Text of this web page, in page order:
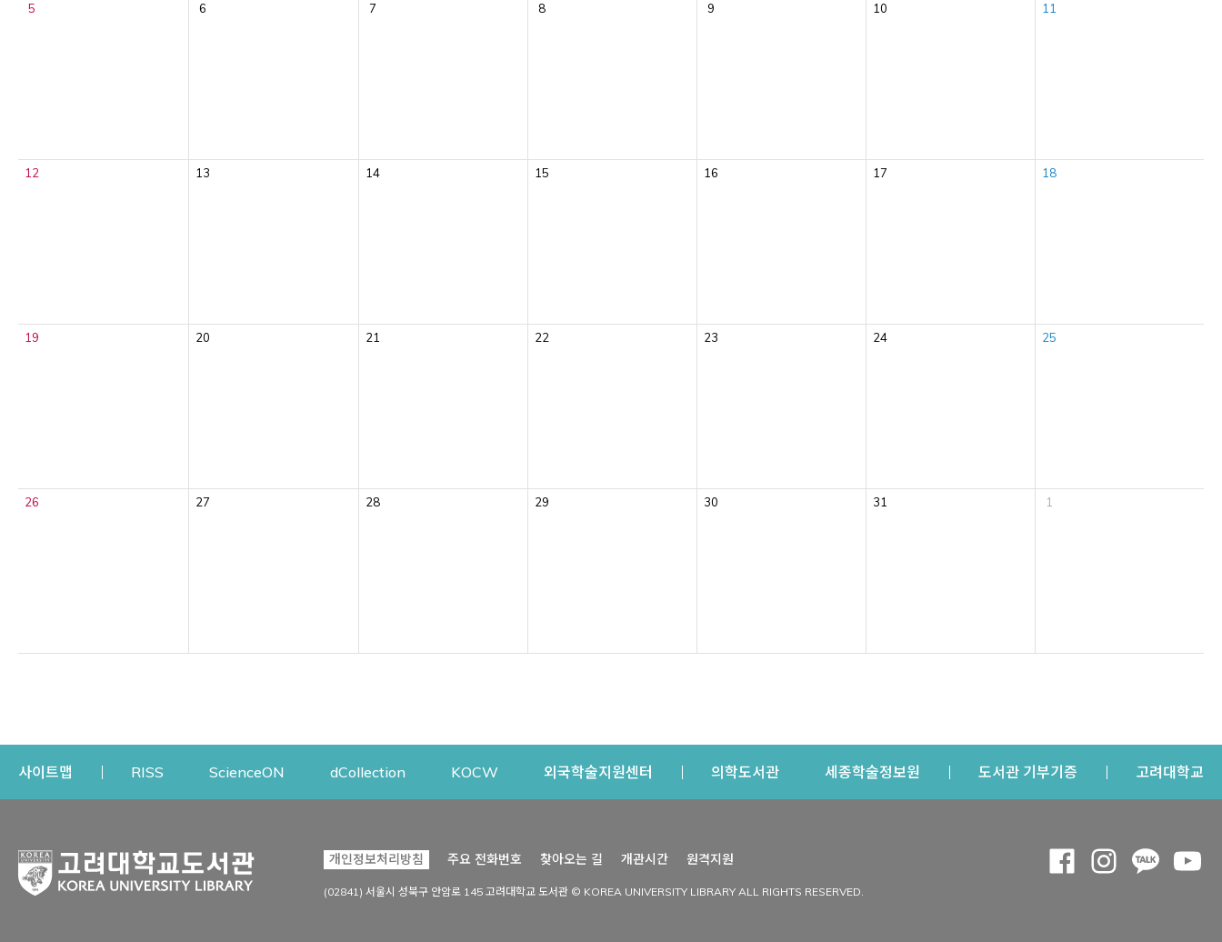
5 6 7 8 9 10 11
12 13 14 15 16 17 18
19 20 21 22 23 24 25
26 27 28 29 30 31 1
사이트맵 RISS Opens a new window
ScienceON Opens a new window
dCollectionOpens a new window
KOCWOpens a new window
외국학술지원센터 Opens a new window
의학도서관Opens a new window
세종학술정보원 Opens a new window
도서관 기부기증 Opens a new
고려대학교
자료찾기 연구지원 서비스Opens a new window
개인정보처리방침 주요 전화번호 찾아오는 길 개관시간 원격지원
(02841) 서울시 성북구 안암로 145 고려대학교 도서관 © KOREA UNIVERSITY LIBRARY ALL RIGHTS RESERVED.
Opens a new window
Opens a new
Opens